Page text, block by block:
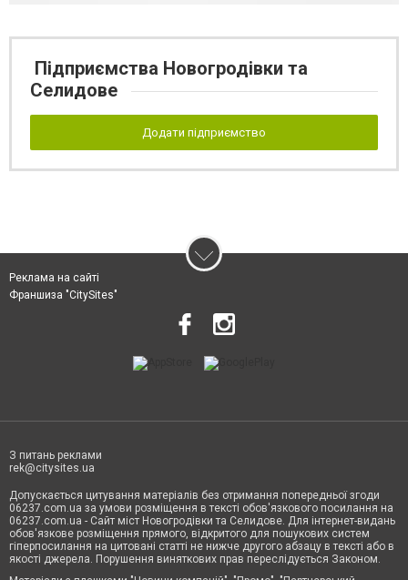
Підприємства Новогродівки та
Селидове
Додати підприємство
Реклама на сайті
Франшиза "CitySites"
З питань реклами
rek@citysites.ua
Допускається цитування матеріалів без отримання попередньої згоди
06237.com.ua за умови розміщення в тексті обов'язкового посилання на
06237.com.ua - Сайт міст Новогродівки та Селидове. Для інтернет-видань
обов'язкове розміщення прямого, відкритого для пошукових систем
гіперпосилання на цитовані статті не нижче другого абзацу в тексті або в
якості джерела. Порушення виняткових прав переслідується Законом.